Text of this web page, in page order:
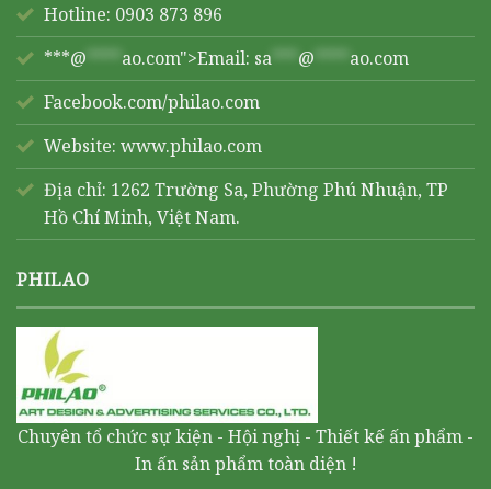
Hotline: 0903 873 896
***@ **** ao.com">Email: sa *** @ **** ao.com
Facebook.com/philao.com
Website: www.philao.com
Địa chỉ: 1262 Trường Sa, Phường Phú Nhuận, TP
Hồ Chí Minh, Việt Nam.
PHILAO
Chuyên tổ chức sự kiện - Hội nghị - Thiết kế ấn phẩm -
In ấn sản phẩm toàn diện !